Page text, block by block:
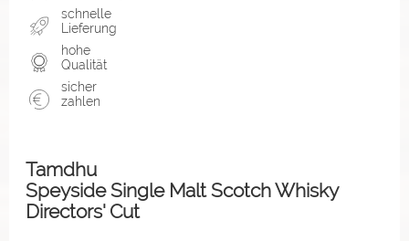
schnelle
Lieferung
hohe
Qualität
sicher
zahlen
Tamdhu
Speyside Single Malt Scotch Whisky
Directors' Cut